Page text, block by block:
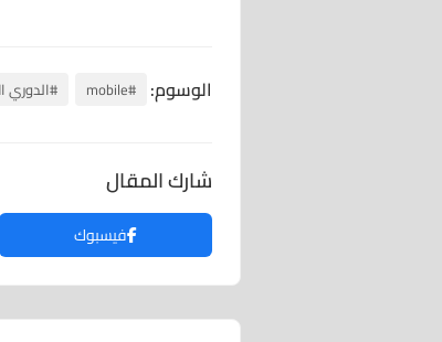
الوسوم: #mobile #الدوري
شارك المقال
فيسبوك